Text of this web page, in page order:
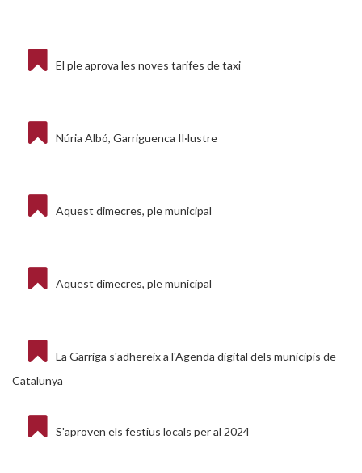
El ple aprova les noves tarifes de taxi
Núria Albó, Garriguenca Il·lustre
Aquest dimecres, ple municipal
Aquest dimecres, ple municipal
La Garriga s'adhereix a l'Agenda digital dels municipis de
Catalunya
S'aproven els festius locals per al 2024